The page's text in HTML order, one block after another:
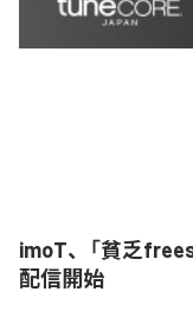
imoT、「貧乏
配信開始